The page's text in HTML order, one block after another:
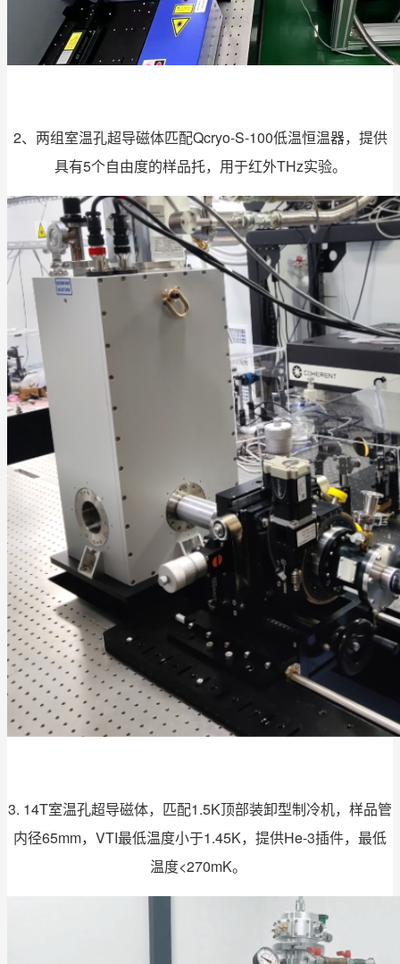
2、两组室温孔超导磁体匹配Qcryo-S-100低温恒温器，提供
具有5个自由度的样品托，用于红外THz实验。
3. 14T室温孔超导磁体，匹配1.5K顶部装卸型制冷机，样品管
内径65mm，VTI最低温度小于1.45K，提供He-3插件，最低
温度<270mK。